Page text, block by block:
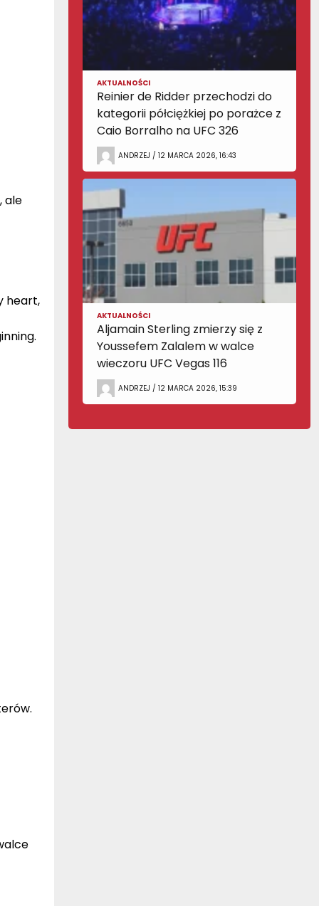
ale
heart,
AKTUALNOŚCI
Reinier de Ridder przechodzi do
kategorii półciężkiej po porażce z
Caio Borralho na UFC 326
ANDRZEJ / 12 MARCA 2026, 16:43
AKTUALNOŚCI
Aljamain Sterling zmierzy się z
Youssefem Zalalem w walce
wieczoru UFC Vegas 116
ANDRZEJ / 12 MARCA 2026, 15:39